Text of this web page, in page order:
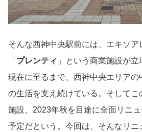
そんな西神中央駅前には、エキソア
「 プレンティ 」という商業施設が
現在に至るまで、西神中央エリアの
の生活を支え続けている。そしてこ
施設、2023年秋を目途に全面リニ
予定だという。今回は、そんなリニ